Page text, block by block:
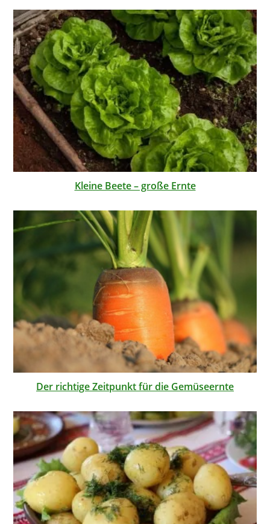
Kleine Beete – große Ernte
Der richtige Zeitpunkt für die Gemüseernte